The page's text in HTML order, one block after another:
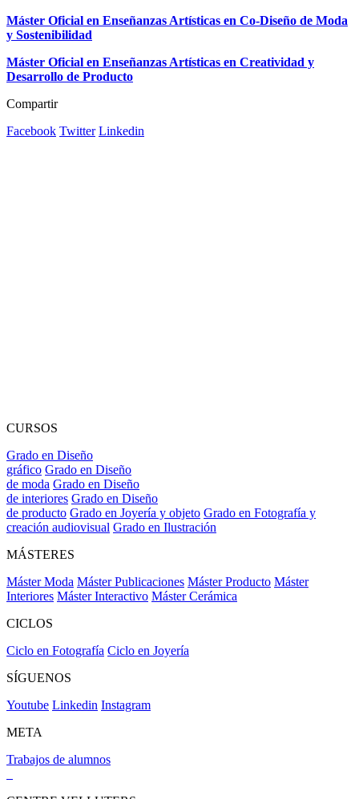
Máster Oficial en Enseñanzas Artísticas en Co-Diseño de Moda
y Sostenibilidad
Máster Oficial en Enseñanzas Artísticas en Creatividad y
Desarrollo de Producto
Compartir
Facebook Twitter Linkedin
CURSOS
Grado en Diseño
gráfico Grado en Diseño
de moda Grado en Diseño
de interiores Grado en Diseño
de producto Grado en Joyería y objeto Grado en Fotografía y
creación audiovisual Grado en Ilustración
MÁSTERES
Máster Moda Máster Publicaciones Máster Producto Máster
Interiores Máster Interactivo Máster Cerámica
CICLOS
Ciclo en Fotografía Ciclo en Joyería
SÍGUENOS
Youtube Linkedin Instagram
META
Trabajos de alumnos